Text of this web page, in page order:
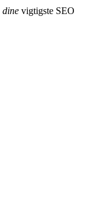
dine vigtigste SEO